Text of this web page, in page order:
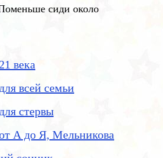
сиди около
века
всей семьи
стервы
А до Я, Мельникова